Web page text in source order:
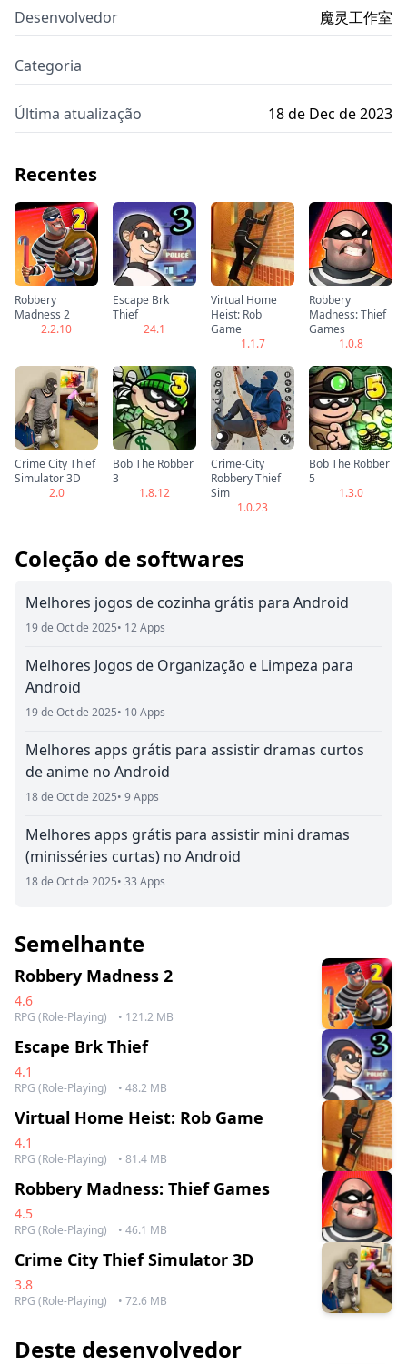
Desenvolvedor 魔灵工作室
Categoria
Última atualização 18 de Dec de 2023
Recentes
Robbery
Madness 2
2.2.10
Escape Brk
Thief
24.1
Virtual Home
Heist: Rob
Game
1.1.7
Robbery
Madness: Thief
Games
1.0.8
Crime City Thief
Simulator 3D
2.0
Bob The Robber
3
1.8.12
Crime-City
Robbery Thief
Sim
1.0.23
Bob The Robber
5
1.3.0
Coleção de softwares
Melhores jogos de cozinha grátis para Android
19 de Oct de 2025• 12 Apps
Melhores Jogos de Organização e Limpeza para
Android
19 de Oct de 2025• 10 Apps
Melhores apps grátis para assistir dramas curtos
de anime no Android
18 de Oct de 2025• 9 Apps
Melhores apps grátis para assistir mini dramas
(minisséries curtas) no Android
18 de Oct de 2025• 33 Apps
Semelhante
Robbery Madness 2
4.6
RPG (Role-Playing) • 121.2 MB
Escape Brk Thief
4.1
RPG (Role-Playing) • 48.2 MB
Virtual Home Heist: Rob Game
4.1
RPG (Role-Playing) • 81.4 MB
Robbery Madness: Thief Games
4.5
RPG (Role-Playing) • 46.1 MB
Crime City Thief Simulator 3D
3.8
RPG (Role-Playing) • 72.6 MB
Deste desenvolvedor